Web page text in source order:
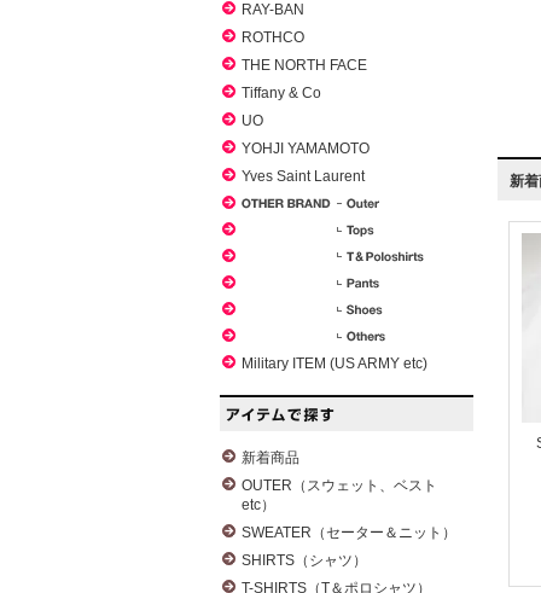
RAY-BAN
ROTHCO
THE NORTH FACE
Tiffany & Co
UO
YOHJI YAMAMOTO
Yves Saint Laurent
Military ITEM (US ARMY etc)
新着商品
OUTER（スウェット、ベスト
etc）
SWEATER（セーター＆ニット）
SHIRTS（シャツ）
T-SHIRTS（T＆ポロシャツ）
新